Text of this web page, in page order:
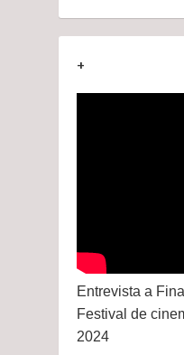
+
Entrevista a
Festival de
2024